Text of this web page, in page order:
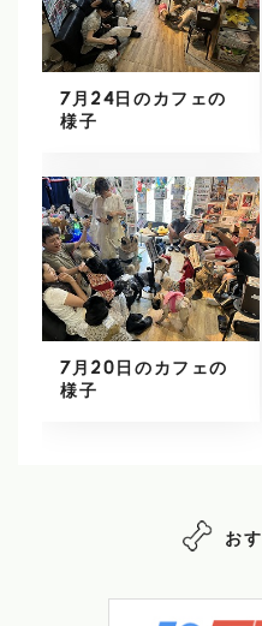
7月24日のカフェの
様子
7月20日のカフェの
様子
お